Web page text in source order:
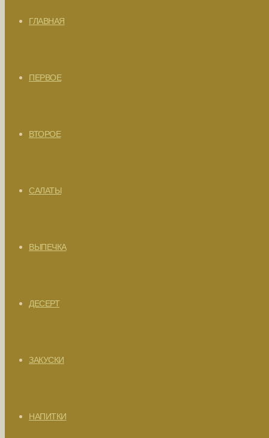
ГЛАВНАЯ
ПЕРВОЕ
ВТОРОЕ
САЛАТЫ
ВЫПЕЧКА
ДЕСЕРТ
ЗАКУСКИ
НАПИТКИ